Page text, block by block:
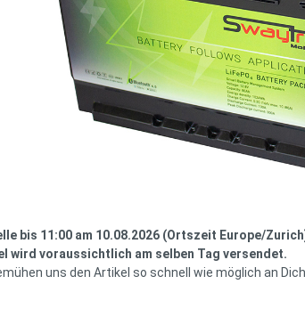
bis 11:00 am 10.08.2026 (Ortszeit Europe/
wird voraussichtlich am selben Tag versendet.
uns den Artikel so schnell wie möglich an